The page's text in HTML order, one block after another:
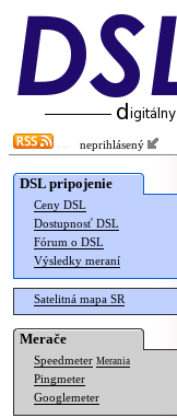
neprihlásený
DSL pripojenie
Ceny DSL
Dostupnosť DSL
Fórum o DSL
Výsledky meraní
Satelitná mapa SR
Merače
Speedmeter Merania
Pingmeter
Googlemeter